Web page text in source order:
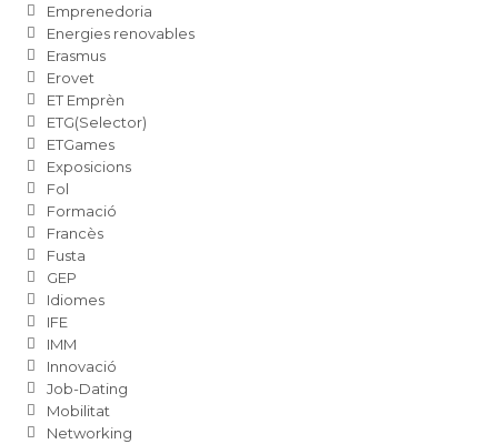
Emprenedoria
Energies renovables
Erasmus
Erovet
ET Emprèn
ETG(Selector)
ETGames
Exposicions
Fol
Formació
Francès
Fusta
GEP
Idiomes
IFE
IMM
Innovació
Job-Dating
Mobilitat
Networking